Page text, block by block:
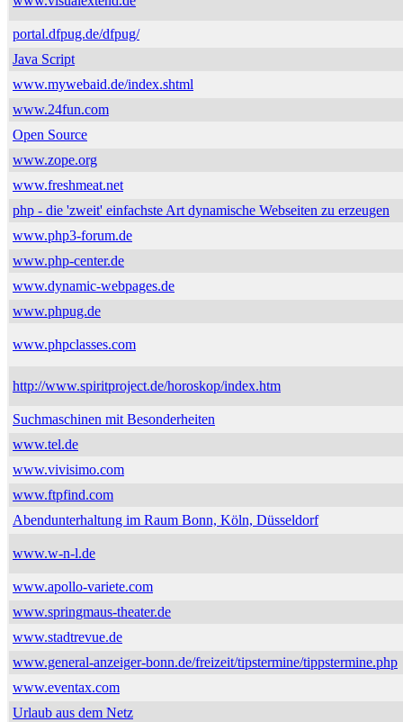
portal.dfpug.de/dfpug/
Java Script
www.mywebaid.de/index.shtml
www.24fun.com
Open Source
www.zope.org
www.freshmeat.net
php - die 'zweit' einfachste Art dynamische Webseiten zu erzeugen
www.php3-forum.de
www.php-center.de
www.dynamic-webpages.de
www.phpug.de
www.phpclasses.com
http://www.spiritproject.de/horoskop/index.htm
Suchmaschinen mit Besonderheiten
www.tel.de
www.vivisimo.com
www.ftpfind.com
Abendunterhaltung im Raum Bonn, Köln, Düsseldorf
www.w-n-l.de
www.apollo-variete.com
www.springmaus-theater.de
www.stadtrevue.de
www.general-anzeiger-bonn.de/freizeit/tipstermine/tippstermine.php
www.eventax.com
Urlaub aus dem Netz